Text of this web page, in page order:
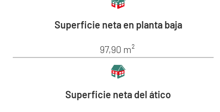
Superficie neta en planta baja
97,90 m²
Superficie neta del ático